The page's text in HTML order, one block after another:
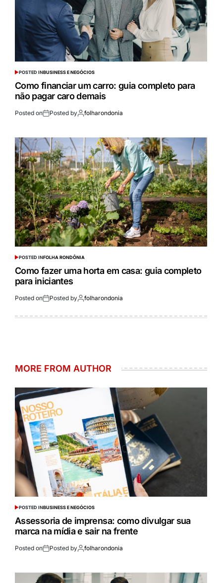
POSTED INBUSINESS E NEGÓCIOS
Como financiar um carro: guia completo para
não pagar caro demais
Posted on Posted by folharondonia
POSTED INFOLHA RONDÔNIA
Como fazer uma horta em casa: guia completo
para iniciantes
Posted on Posted by folharondonia
MORE FROM AUTHOR
POSTED INBUSINESS E NEGÓCIOS
Assessoria de imprensa: como divulgar sua
marca na mídia e sair na frente
Posted on Posted by folharondonia